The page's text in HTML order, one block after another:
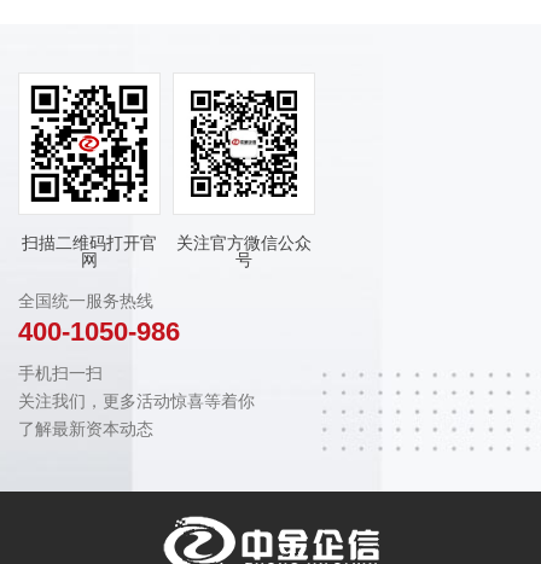
扫描二维码打开官
网
关注官方微信公众
号
全国统一服务热线
400-1050-986
手机扫一扫
关注我们，更多活动惊喜等着你
了解最新资本动态